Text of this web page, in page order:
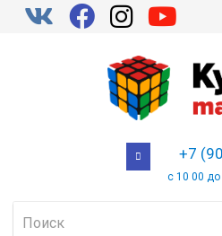
+7
с 10 00